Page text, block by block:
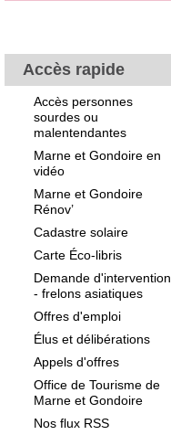
Accès rapide
Accès personnes
sourdes ou
malentendantes
Marne et Gondoire en
vidéo
Marne et Gondoire
Rénov’
Cadastre solaire
Carte Éco-libris
Demande d'intervention
- frelons asiatiques
Offres d'emploi
Élus et délibérations
Appels d'offres
Office de Tourisme de
Marne et Gondoire
Nos flux RSS